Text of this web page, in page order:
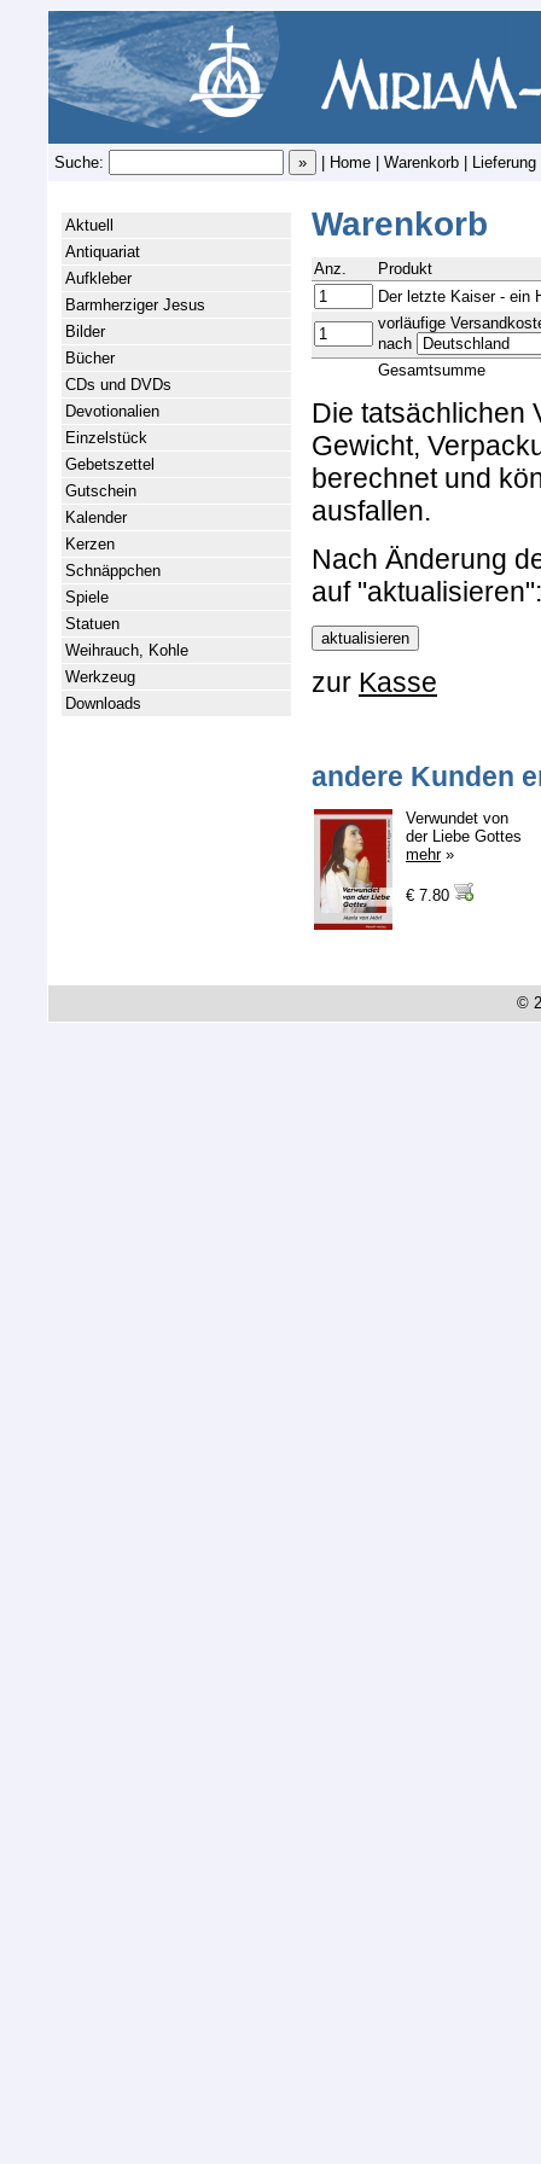
Suche: Home Warenkorb Lieferung
Aktuell
Antiquariat
Aufkleber
Barmherziger Jesus
Bilder
Bücher
CDs und DVDs
Devotionalien
Einzelstück
Gebetszettel
Gutschein
Kalender
Kerzen
Schnäppchen
Spiele
Statuen
Weihrauch, Kohle
Werkzeug
Downloads
Warenkorb
Anz.
Produkt
Der letzte Kaiser - ein
vorläufige
nach
Gesamtsumme
Die tatsächlichen
Gewicht,
berechnet und
ausfallen.
Nach Änderung
auf "aktualisieren":
zur Kasse
andere Kunden
Verwundet von
der Liebe Gottes
mehr»
€ 7.80
©